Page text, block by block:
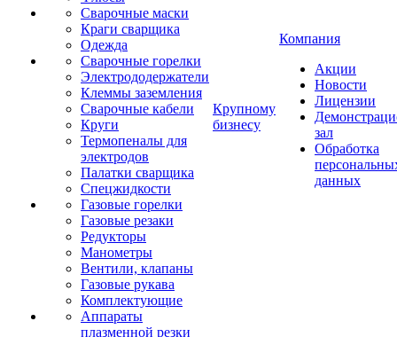
Сварочные маски
Краги сварщика
Одежда
Сварочные горелки
Электрододержатели
Клеммы заземления
Сварочные кабели
Круги
Термопеналы для
электродов
Палатки сварщика
Спецжидкости
Газовые горелки
Газовые резаки
Редукторы
Манометры
Вентили, клапаны
Газовые рукава
Комплектующие
Аппараты
плазменной резки
Крупному
бизнесу
Компания
Акции
Новости
Лицензии
зал
Обработка
данных